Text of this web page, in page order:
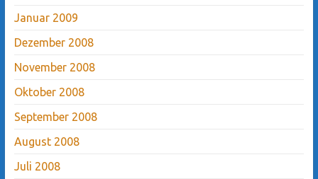
Januar 2009
Dezember 2008
November 2008
Oktober 2008
September 2008
August 2008
Juli 2008